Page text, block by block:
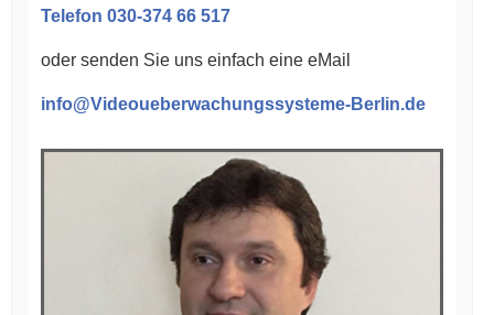
Telefon 030-374 66 517
oder senden Sie uns einfach eine eMail
info@Videoueberwachungssysteme-Berlin.de